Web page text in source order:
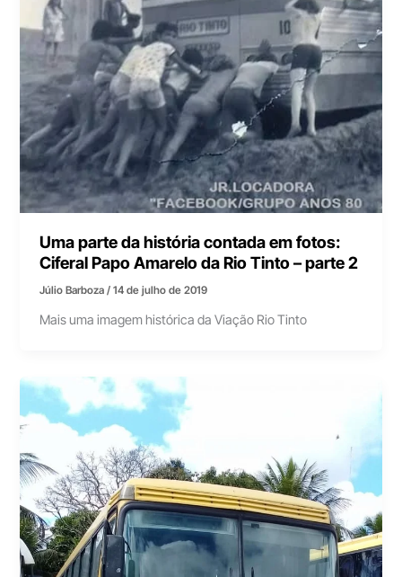
Uma parte da história contada em fotos:
Ciferal Papo Amarelo da Rio Tinto – parte 2
Júlio Barboza/14 de julho de 2019
Mais uma imagem histórica da Viação Rio Tinto